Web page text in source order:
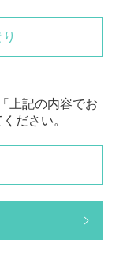
上記の内容でお
ださい。